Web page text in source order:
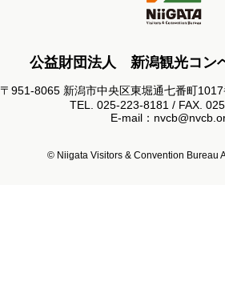
公益財団法人 新潟観光コン
〒951-8065 新潟市中央区東堀通七番町
TEL. 025-223-8181 / FAX.
E-mail：
© Niigata Visitors & Convention Bureau